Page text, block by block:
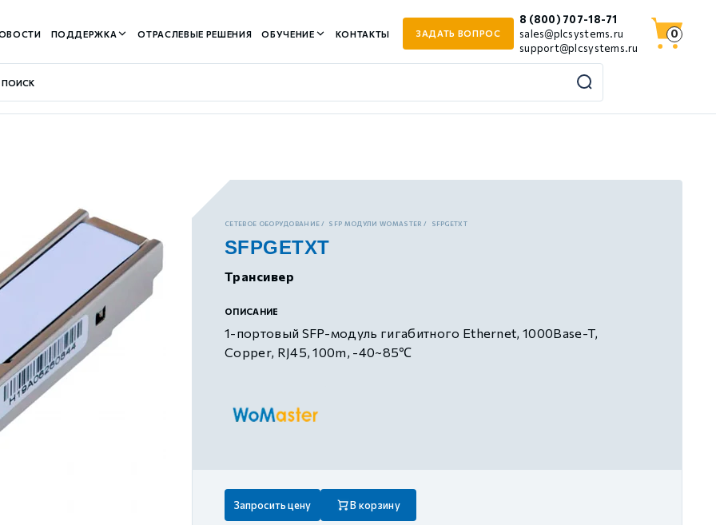
ПОДДЕРЖКА ОТРАСЛЕВЫЕ РЕШЕНИЯ ОБУЧЕНИЕ КОНТАКТЫ ЗАДАТЬ ВОПРОС
8 (800) 707-18-71
sales@plcsystems.ru
support@plcsystems.ru
0
СЕТЕВОЕ ОБОРУДОВАНИЕ SFP МОДУЛИ WOMASTER SFPGETXT
SFPGETXT
Трансивер
ОПИСАНИЕ
1-портовый SFP-модуль гигабитного Ethernet, 1000Base-T,
Copper, RJ45, 100m, -40~85℃
Запросить цену В корзину
с разомкнутым контуром)